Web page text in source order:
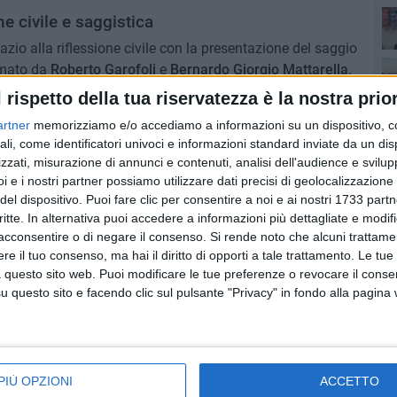
rispetto della tua riservatezza è la nostra
memorizziamo e/o accediamo a informazioni su un dispositivo,
come identificatori univoci e informazioni standard inviate da un
misurazione di annunci e contenuti, analisi dell'audience e
e i nostri partner possiamo utilizzare dati precisi di
dispositivo. Puoi fare clic per consentire a noi e ai nostri 1733
In alternativa puoi accedere a informazioni più dettagliate e
o di negare il consenso. Si rende noto che alcuni
il tuo consenso, ma hai il diritto di opporti a tale trattamento. Le
sito web. Puoi modificare le tue preferenze o revocare il
questo sito e facendo clic sul pulsante "Privacy" in fondo alla pagina
OPZIONI ACCETTO
civile e saggistica
alla riflessione civile con la presentazione del saggio
da Roberto Garofoli e Bernardo Giorgio Mattarella.
giornalistadelCorriere della Sera. Gli autori, che il 20
Agnese 2025 per la saggistica, analizzeranno le
economiche e geopolitiche – e proporranno
di crisi e trasformazioni globali.
Palazzo. Appuntamentodomenica 23 giugno, alle
Follie" (Castelvecchi), dedicato alla leggendaria
Interverranno Leo Mastrogiacomo
. ModeraAlan Palmieri, voce di Radionorba e
trasformazione sociale e cultura pop.